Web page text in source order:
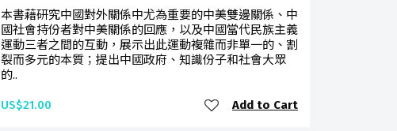
本書藉研究中國對外關係中尤為重要的中美雙邊關係、中
國社會持份者對中美關係的回應，以及中國當代民族主義
運動三者之間的互動，展示出此運動複雜而非單一的、割
裂而多元的本質；提出中國政府、知識份子和社會大眾
的..
US$21.00 Add to Cart